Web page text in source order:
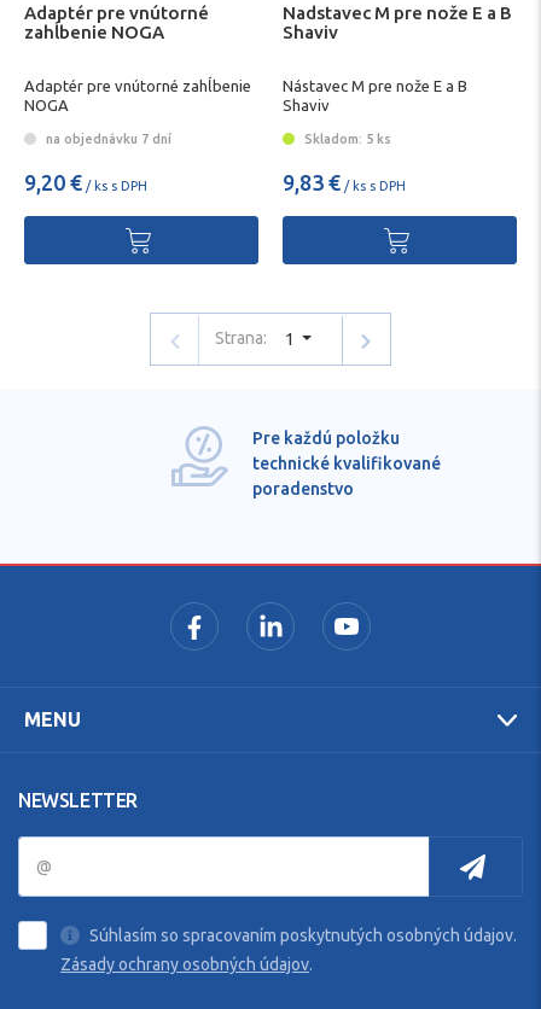
Adaptér pre vnútorné
zahĺbenie NOGA
Adaptér pre vnútorné zahĺbenie
NOGA
na objednávku 7 dní
9,20 € / ks s DPH
Nadstavec M pre nože E a B
Shaviv
Nástavec M pre nože E a B
Shaviv
Skladom: 5 ks
9,83 € / ks s DPH
Strana: 1
Pre každú položku
technické kvalifikované
poradenstvo
MENU
NEWSLETTER
Súhlasím so spracovaním poskytnutých osobných údajov.
Zásady ochrany osobných údajov.